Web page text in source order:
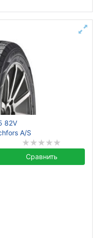
82V
A/S
Сравнить